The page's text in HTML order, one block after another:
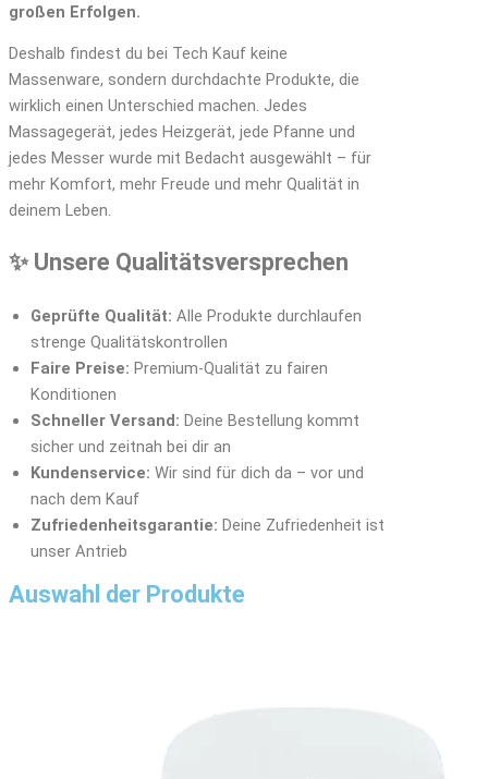
großen Erfolgen.
Deshalb findest du bei Tech Kauf keine
Massenware, sondern durchdachte Produkte, die
wirklich einen Unterschied machen. Jedes
Massagegerät, jedes Heizgerät, jede Pfanne und
jedes Messer wurde mit Bedacht ausgewählt – für
mehr Komfort, mehr Freude und mehr Qualität in
deinem Leben.
✨ Unsere Qualitätsversprechen
Geprüfte Qualität: Alle Produkte durchlaufen
strenge Qualitätskontrollen
Faire Preise: Premium-Qualität zu fairen
Konditionen
Schneller Versand: Deine Bestellung kommt
sicher und zeitnah bei dir an
Kundenservice: Wir sind für dich da – vor und
nach dem Kauf
Zufriedenheitsgarantie: Deine Zufriedenheit ist
unser Antrieb
Auswahl der Produkte